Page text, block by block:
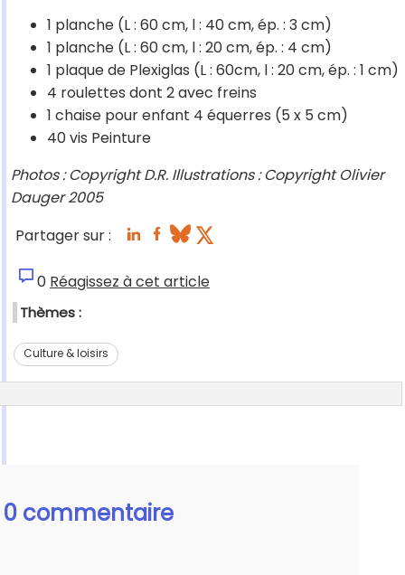
1 planche (L : 60 cm, l : 40 cm, ép. : 3 cm)
1 planche (L : 60 cm, l : 20 cm, ép. : 4 cm)
1 plaque de Plexiglas (L : 60cm, l : 20 cm, ép. : 1 cm)
4 roulettes dont 2 avec freins
1 chaise pour enfant 4 équerres (5 x 5 cm)
40 vis Peinture
Photos : Copyright D.R. Illustrations : Copyright Olivier
Dauger 2005
Partager sur :
0 Réagissez à cet article
Thèmes :
Culture & loisirs
0 commentaire